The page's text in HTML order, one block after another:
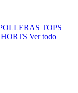
TOPS
Ver todo